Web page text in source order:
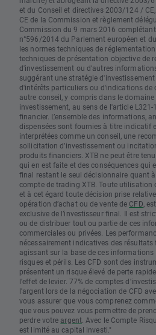
et du Conseil et directives 2003/124 /
CE de la Commission et règlement
Commission du 9 mars 2016 complétant
n°596/2014 du Parlement européen et
les normes techniques de
techniques de présentation objective de
d'investissement ou d'autres
suggérant une stratégie
d'intérêts particuliers ou d'indications
autre conseil, y compris dans le domaine
investissement, au sens de l'article
financier. L’ensemble des informations,
dispensées sont fournies à titre indicatif
interprétées comme un conseil, une
sollicitation d’investissement ou
produits financiers. XTB ne peut être
qui en est faite et des conséquences qui
final restant le seul décisionnaire quant
compte de trading XTB. Toute utilisation
et à cet égard toute décision prise
opération d’achat ou de vente de CFD ,
exclusive de l’investisseur final. Il est
ou de distribuer tout ou partie de ces
commerciales ou privées. Les
nécessairement indicatives des
agissant sur la base de ces
risques et périls. Les CFD sont des
présentent un risque élevé de perte
l'effet de levier. 77% de comptes
l'argent lors de la négociation de CFD
vous assurer que vous comprenez
que vous pouvez vous permettre de
perdre votre argent. Avec le Compte
est limité au capital investi."